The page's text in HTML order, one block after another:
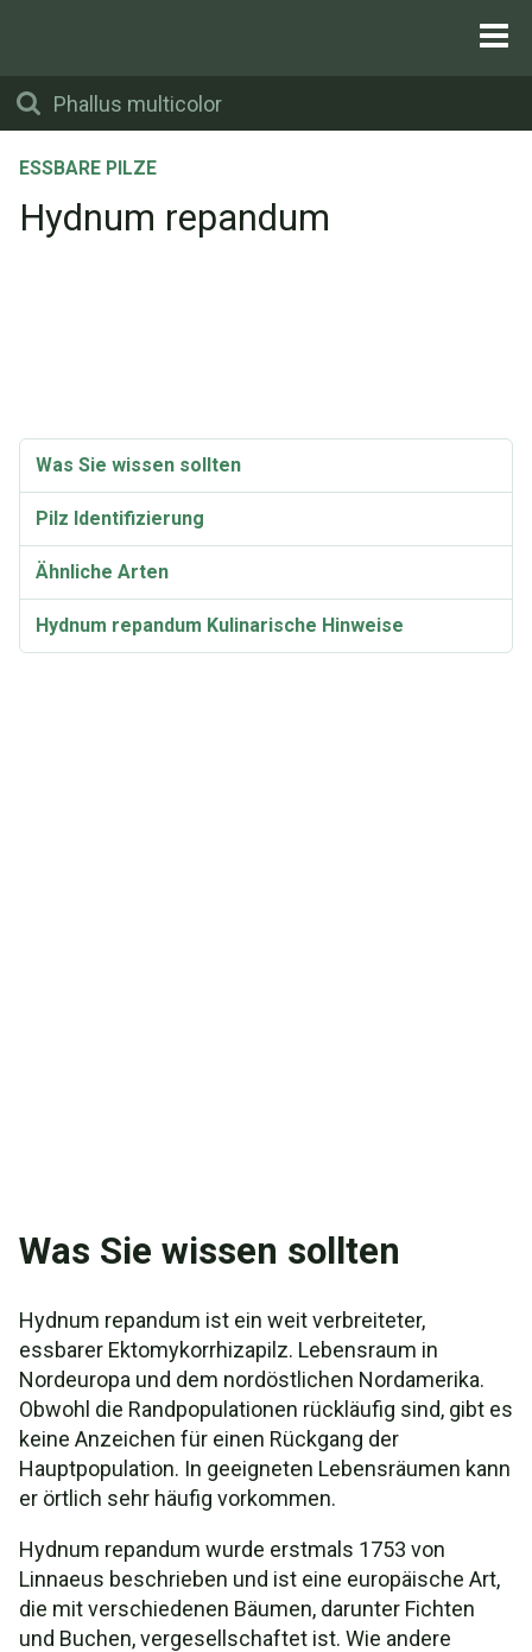
ESSBARE PILZE
Hydnum repandum
Was Sie wissen sollten
Pilz Identifizierung
Ähnliche Arten
Hydnum repandum Kulinarische Hinweise
Was Sie wissen sollten
Hydnum repandum ist ein weit verbreiteter,
essbarer Ektomykorrhizapilz. Lebensraum in
Nordeuropa und dem nordöstlichen Nordamerika.
Obwohl die Randpopulationen rückläufig sind, gibt es
keine Anzeichen für einen Rückgang der
Hauptpopulation. In geeigneten Lebensräumen kann
er örtlich sehr häufig vorkommen.
Hydnum repandum wurde erstmals 1753 von
Linnaeus beschrieben und ist eine europäische Art,
die mit verschiedenen Bäumen, darunter Fichten
und Buchen, vergesellschaftet ist. Wie andere